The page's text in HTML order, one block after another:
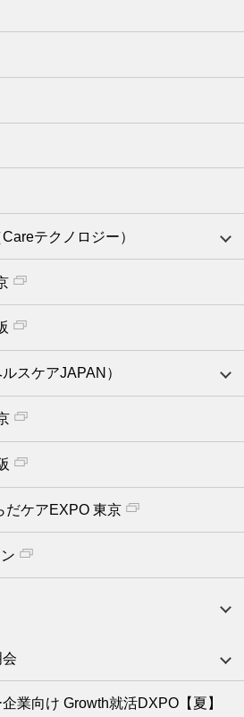
テクノロジー）
スケアJAPAN）
だケアEXPO 東京
業向け Growth就活DXPO【夏】